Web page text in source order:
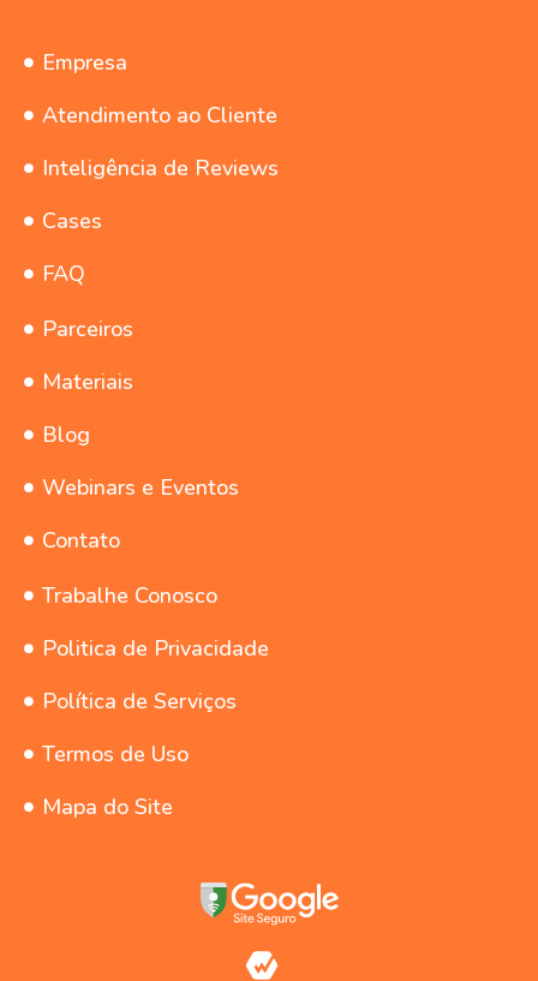
Empresa
Atendimento ao Cliente
Inteligência de Reviews
Cases
FAQ
Parceiros
Materiais
Blog
Webinars e Eventos
Contato
Trabalhe Conosco
Politica de Privacidade
Política de Serviços
Termos de Uso
Mapa do Site